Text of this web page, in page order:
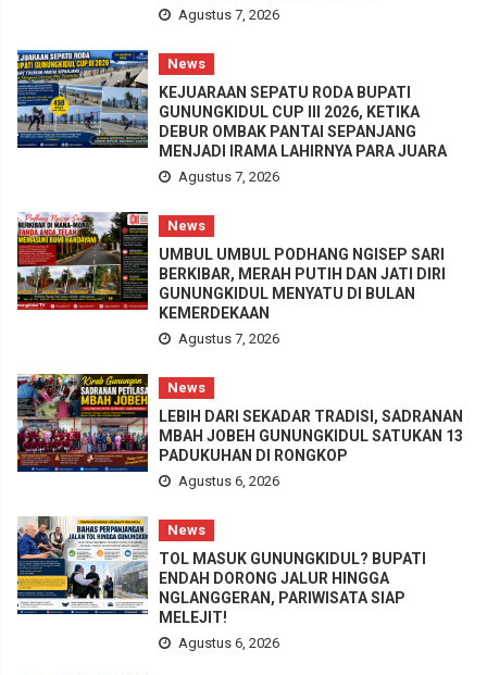
Agustus 7, 2026
News
KEJUARAAN SEPATU RODA BUPATI
GUNUNGKIDUL CUP III 2026, KETIKA
DEBUR OMBAK PANTAI SEPANJANG
MENJADI IRAMA LAHIRNYA PARA JUARA
Agustus 7, 2026
News
UMBUL UMBUL PODHANG NGISEP SARI
BERKIBAR, MERAH PUTIH DAN JATI DIRI
GUNUNGKIDUL MENYATU DI BULAN
KEMERDEKAAN
Agustus 7, 2026
News
LEBIH DARI SEKADAR TRADISI, SADRANAN
MBAH JOBEH GUNUNGKIDUL SATUKAN 13
PADUKUHAN DI RONGKOP
Agustus 6, 2026
News
TOL MASUK GUNUNGKIDUL? BUPATI
ENDAH DORONG JALUR HINGGA
NGLANGGERAN, PARIWISATA SIAP
MELEJIT!
Agustus 6, 2026